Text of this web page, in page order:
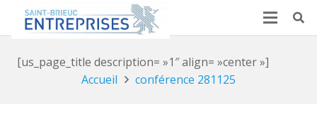
[us_page_title description= »1″ align= »center »]
Accueil
conférence 281125